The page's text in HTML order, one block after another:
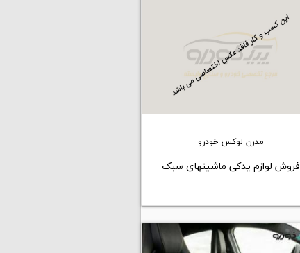
مدرن لوکس خودرو
فروش لوازم یدکی ماشینهای سبک